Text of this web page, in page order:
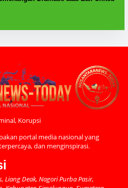
Korupsi
portal media nasional yang
dan menginspirasi.
Liang Deak, Nagori Purba Pasir,